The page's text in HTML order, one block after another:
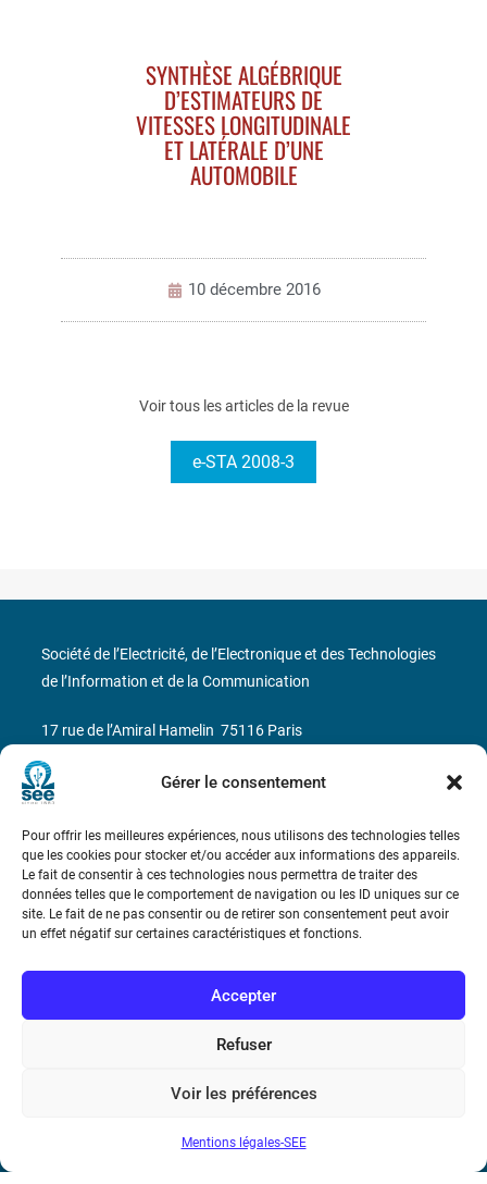
Gérer le consentement
Pour offrir les meilleures expériences, nous utilisons des technologies telles
que les cookies pour stocker et/ou accéder aux informations des appareils.
Le fait de consentir à ces technologies nous permettra de traiter des
données telles que le comportement de navigation ou les ID uniques sur ce
site. Le fait de ne pas consentir ou de retirer son consentement peut avoir
un effet négatif sur certaines caractéristiques et fonctions.
Accepter
Refuser
Voir les préférences
Mentions légales-SEE
SYNTHÈSE ALGÉBRIQUE
D’ESTIMATEURS DE
VITESSES LONGITUDINALE
ET LATÉRALE D’UNE
AUTOMOBILE
10 décembre 2016
Voir tous les articles de la revue
e-STA 2008-3
Marie Ampère
Conditions Générales de Vente
Mentions légales
Société de l’Electricité, de l’Electronique et des Technologies
de l’Information et de la Communication
17 rue de l’Amiral Hamelin 75116 Paris
Métro : « Boissière » Ligne 6 et « Iéna » Ligne 9
Téléphone : (+33) 1 56 90 37 17
N° de SIREN : 785 393 232, Code APE : 9412Z TVA intra-
communautaire : FR44 785 393 232